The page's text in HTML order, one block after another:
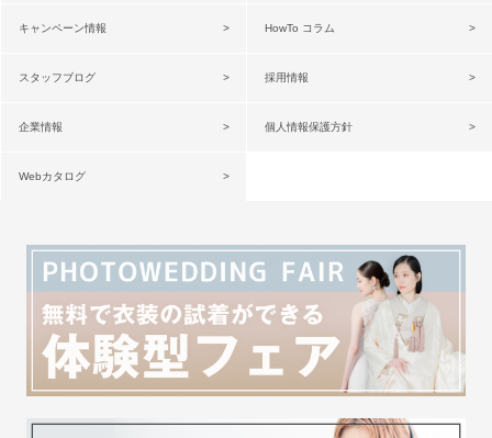
キャンペーン情報 HowTo コラム
スタッフブログ 採用情報
企業情報 個人情報保護方針
Webカタログ